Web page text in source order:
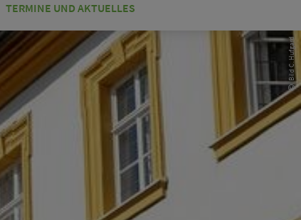
TERMINE UND AKTUELLES
Bild C. Hufgard